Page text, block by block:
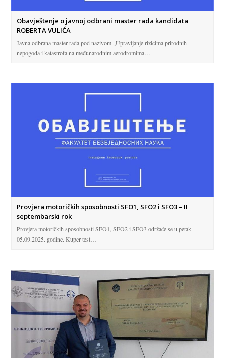
Obavještenje o javnoj odbrani master rada kandidata
ROBERTA VULIĆA
Javna odbrana master rada pod nazivom „Upravljanje rizicima prirodnih
nepogoda i katastrofa na međunarodnim aerodromima…
Provjera motoričkih sposobnosti SFO1, SFO2 i SFO3 – II
septembarski rok
Provjera motoričkih sposobnosti SFO1, SFO2 i SFO3 održaće se u petak
05.09.2025. godine. Kuper test…